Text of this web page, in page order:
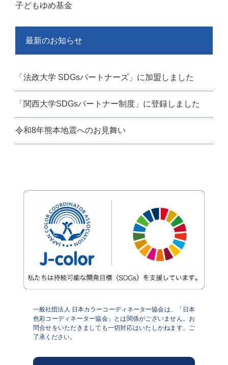
子どもゆめ基金
最新のお知らせ
「法政大学 SDGsパートナーズ」に加盟しました
「関西大学SDGsパートナー制度」に登録しました
令和8年熊本地震へのお見舞い
一般社団法人 日本カラーコーディネーター協会は、「日本
色彩コーディネーター協会」とは関係がございません。お
問合せをいただきましても一切対応はいたしかねます。ご
了承ください。